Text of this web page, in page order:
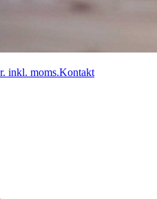
inkl. moms.Kontakt